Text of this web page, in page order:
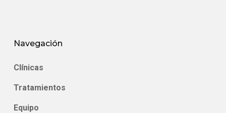
Navegación
Clínicas
Tratamientos
Equipo